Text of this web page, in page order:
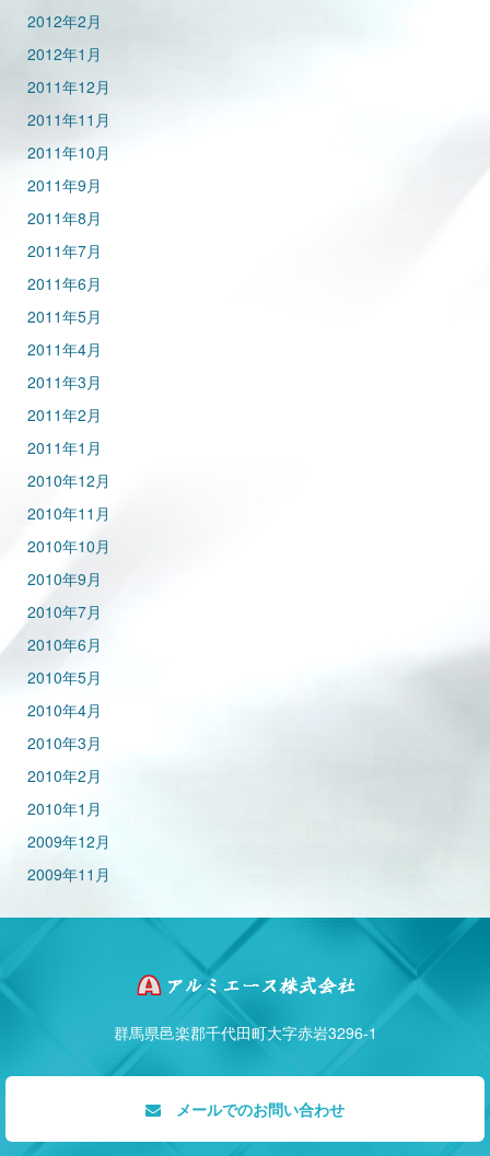
2012年2月
2012年1月
2011年12月
2011年11月
2011年10月
2011年9月
2011年8月
2011年7月
2011年6月
2011年5月
2011年4月
2011年3月
2011年2月
2011年1月
2010年12月
2010年11月
2010年10月
2010年9月
2010年7月
2010年6月
2010年5月
2010年4月
2010年3月
2010年2月
2010年1月
2009年12月
2009年11月
群馬県邑楽郡千代田町大字赤岩3296-1
メールでのお問い合わせ